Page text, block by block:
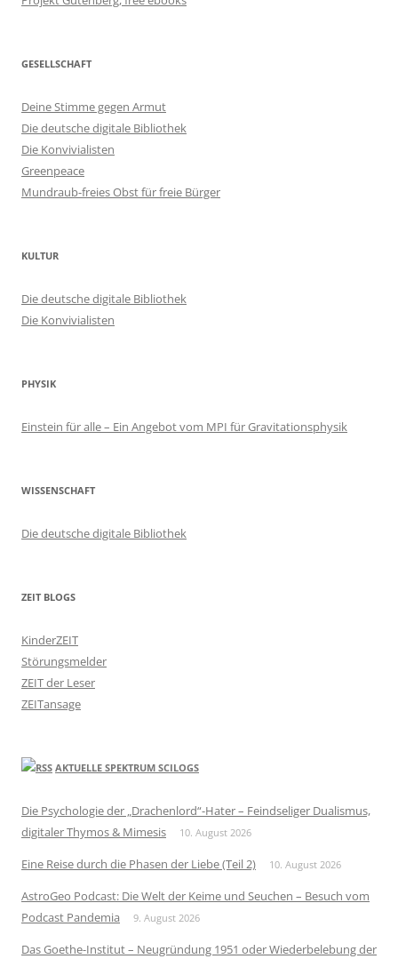
GESELLSCHAFT
Deine Stimme gegen Armut
Die deutsche digitale Bibliothek
Die Konvivialisten
Greenpeace
Mundraub-freies Obst für freie Bürger
KULTUR
Die deutsche digitale Bibliothek
Die Konvivialisten
PHYSIK
Einstein für alle – Ein Angebot vom MPI für Gravitationsphysik
WISSENSCHAFT
Die deutsche digitale Bibliothek
ZEIT BLOGS
KinderZEIT
Störungsmelder
ZEIT der Leser
ZEITansage
AKTUELLE SPEKTRUM SCILOGS
Die Psychologie der „Drachenlord“-Hater – Feindseliger Dualismus,
digitaler Thymos & Mimesis
10. August 2026
Eine Reise durch die Phasen der Liebe (Teil 2) 10. August 2026
AstroGeo Podcast: Die Welt der Keime und Seuchen – Besuch vom
Podcast Pandemia
9. August 2026
Das Goethe-Institut – Neugründung 1951 oder Wiederbelebung der